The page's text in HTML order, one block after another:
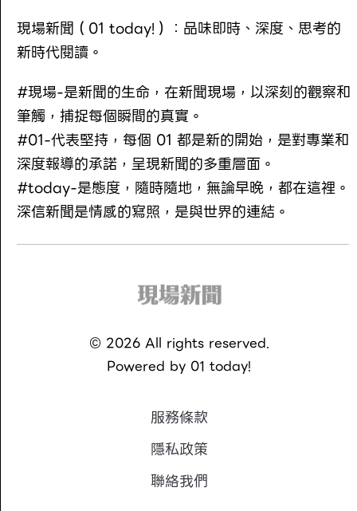
現場新聞（01 today!）：品味即時、深度、思考的
新時代閱讀。
#現場-是新聞的生命，在新聞現場，以深刻的觀察和
筆觸，捕捉每個瞬間的真實。
#01-代表堅持，每個 01 都是新的開始，是對專業和
深度報導的承諾，呈現新聞的多重層面。
#today-是態度，隨時隨地，無論早晚，都在這裡。
深信新聞是情感的寫照，是與世界的連結。
© 2026All rights reserved.
Powered by 01 today!
服務條款
隱私政策
聯絡我們